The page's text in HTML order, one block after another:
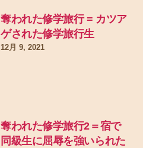
奪われた修学旅行 = カツア
ゲされた修学旅行生
12月 9, 2021
奪われた修学旅行2＝宿で
同級生に屈辱を強いられた